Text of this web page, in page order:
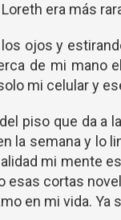
era más
ojos y
de mi mano
mi celular y
piso que da a
la semana y lo
mi mente
esas cortas
en mi vida. Ya